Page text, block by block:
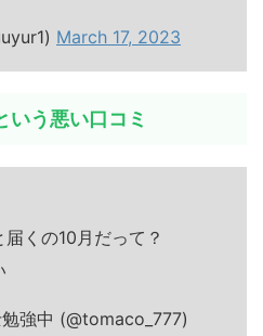
March 17, 2023
いう悪い口コミ
くの10月だって？
強中 (@tomaco_777)